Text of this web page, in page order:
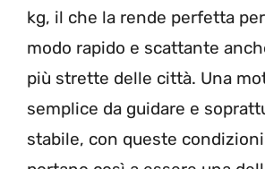
kg, il che la rende perfetta
modo rapido e scattante
più strette delle città. Una
semplice da guidare e
stabile, con queste